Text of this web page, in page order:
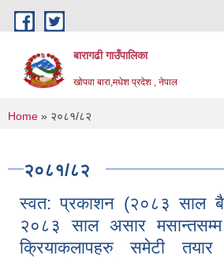
Skip to main content
बारागढी गाउँपालिका
खोपवा बारा,मधेश प्रदेश , नेपाल
You are here
Home » २०८१/८२
२०८१/८२
स्वत: प्रकाशन (२०८३ साल
२०८३ साल असार
क्रियाकलापहरु समेटी तयार